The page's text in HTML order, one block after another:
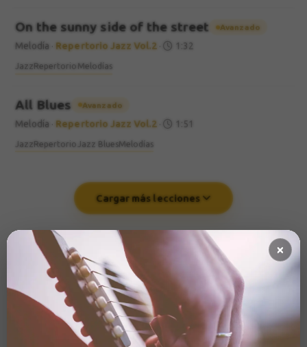
On the sunny side of the street Avanzado
Melodía Repertorio Jazz Vol.2 1:32
JazzRepertorio Melodías
All Blues Avanzado
Melodía Repertorio Jazz Vol.2 · 1:51
JazzRepertorio Jazz BluesMelodías
Cargar más lecciones
También te puede
interesar
Sugerencias basadas en el contenido de
las lecciones
Melodía Avanzado IA
Best Of Jazz - In A Sentimental Mood 2:28